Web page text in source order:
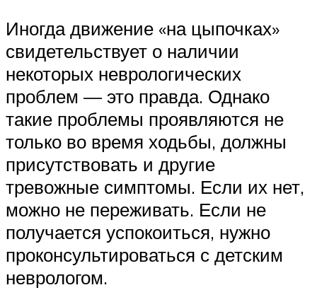
Иногда движение «на цыпочках»
свидетельствует о наличии
некоторых неврологических
проблем — это правда. Однако
такие проблемы проявляются не
только во время ходьбы, должны
присутствовать и другие
тревожные симптомы. Если их нет,
можно не переживать. Если не
получается успокоиться, нужно
проконсультироваться с детским
неврологом.